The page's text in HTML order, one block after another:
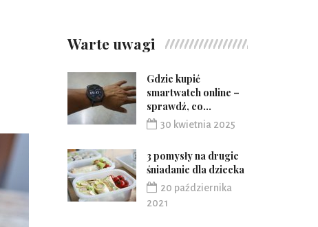
Warte uwagi
Gdzie kupić
smartwatch online –
sprawdź, co...
30 kwietnia 2025
3 pomysły na drugie
śniadanie dla dziecka
20 października
2021